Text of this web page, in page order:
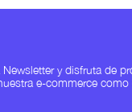
y disfruta de
e-commerce